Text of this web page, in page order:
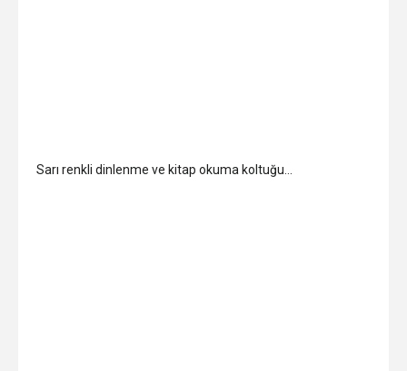
Sarı renkli dinlenme ve kitap okuma koltuğu…